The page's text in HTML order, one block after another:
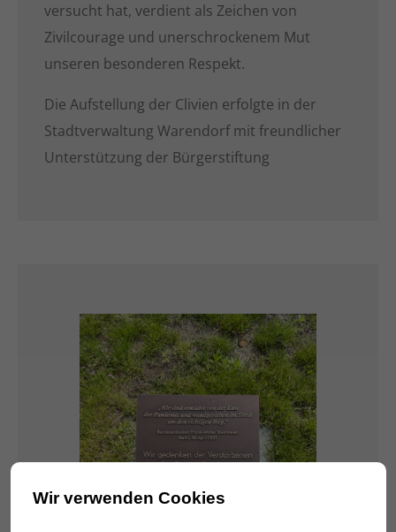
versucht hat, verdient als Zeichen von
Zivilcourage und unerschrockenem Mut
unseren besonderen Respekt.
Die Aufstellung der Clivien erfolgte in der
Stadtverwaltung Warendorf mit freundlicher
Unterstützung der Bürgerstiftung
Wir verwenden Cookies